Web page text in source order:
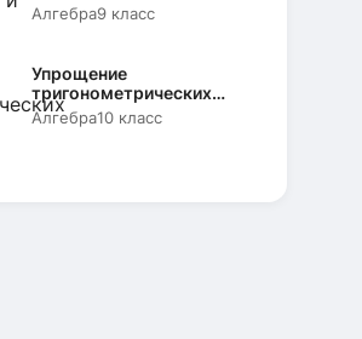
Алгебра9 класс
Упрощение
тригонометрических
выражений
Алгебра10 класс